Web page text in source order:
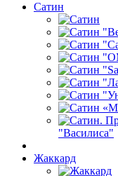
Сатин
"Василиса"
Жаккард